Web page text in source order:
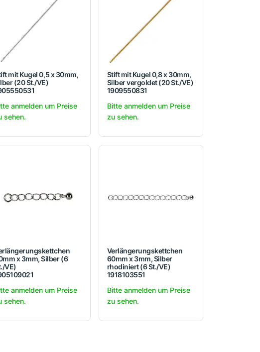
mit Kugel 0,5 x 30mm,
(20 St./VE)
anmelden um Preise
sehen.
Stift mit Kugel 0,8 x 30mm,
Silber vergoldet (20 St./VE)
1909550831
Bitte anmelden um Preise
zu sehen.
x 3mm, Silber (6
VE)
anmelden um Preise
sehen.
Verlängerungskettchen
60mm x 3mm, Silber
rhodiniert (6 St./VE)
1918103551
Bitte anmelden um Preise
zu sehen.